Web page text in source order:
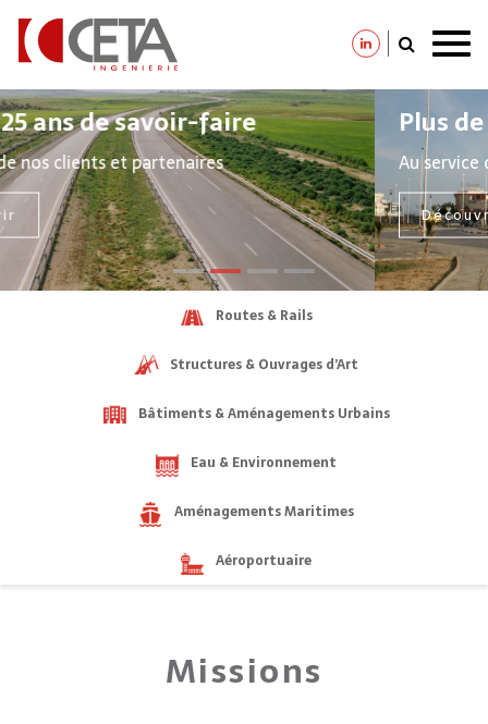
au
contenu
principal
Plus de 25 ans de savoir-faire
Au service de nos clients et partenaires
Découvrir
Routes & Rails
Structures & Ouvrages d’Art
Bâtiments & Aménagements Urbains
Eau & Environnement
Aménagements Maritimes
Aéroportuaire
Missions